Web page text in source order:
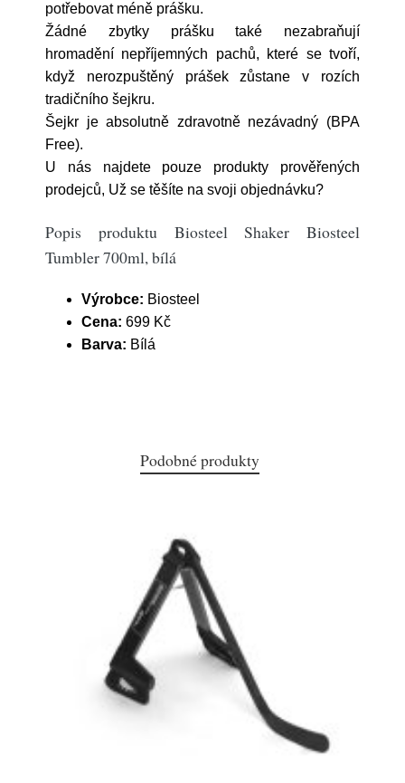
potřebovat méně prášku.
Žádné zbytky prášku také nezabraňují
hromadění nepříjemných pachů, které se tvoří,
když nerozpuštěný prášek zůstane v rozích
tradičního šejkru.
Šejkr je absolutně zdravotně nezávadný (BPA
Free).
U nás najdete pouze produkty prověřených
prodejců, Už se těšíte na svoji objednávku?
Popis produktu Biosteel Shaker Biosteel
Tumbler 700ml, bílá
Výrobce: Biosteel
Cena: 699 Kč
Barva: Bílá
Podobné produkty